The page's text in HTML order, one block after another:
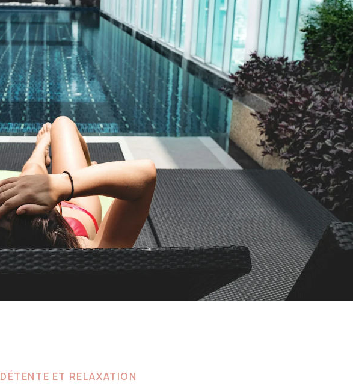
DÉTENTE ET RELAXATION